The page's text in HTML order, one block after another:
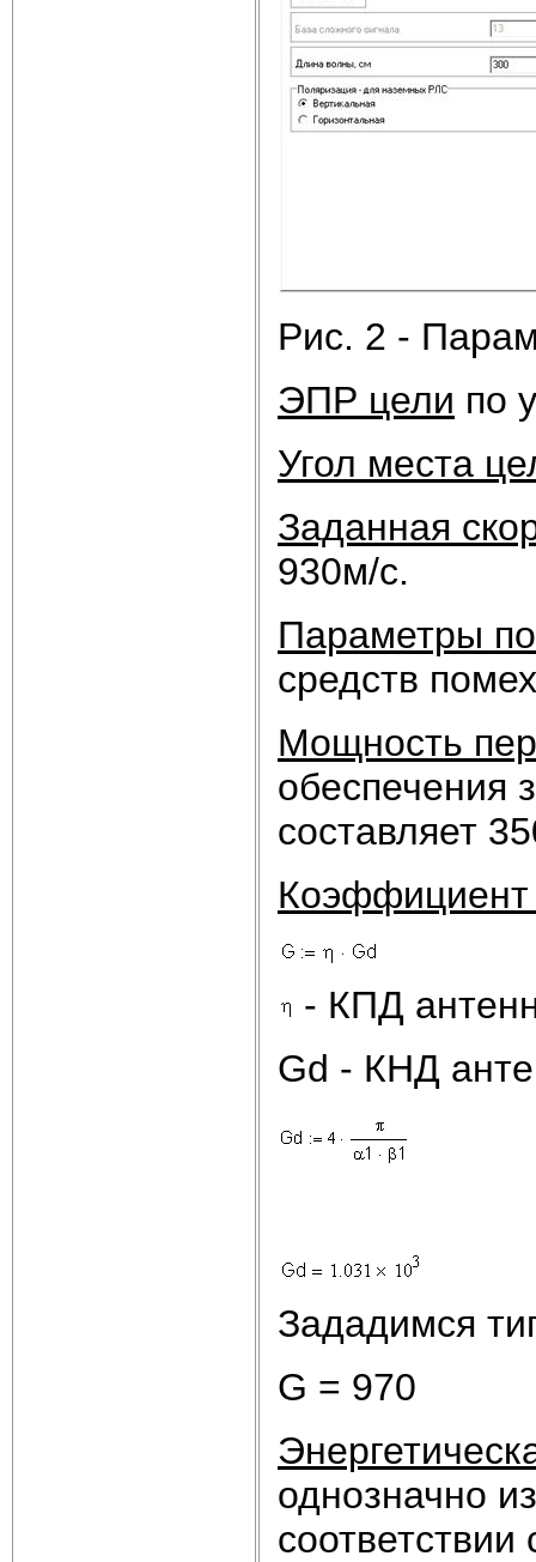
Рис. 2 -
ЭПР цели по
Угол места
Заданная
930м/с.
Параметры
средств
Мощность
обеспечения
составляет
Коэффициент
- КПД
Gd - КНД
Зададимся
G = 970
однозначно